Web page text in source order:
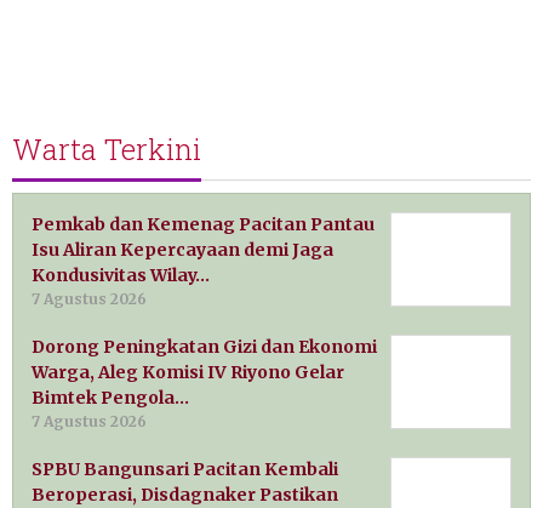
Warta Terkini
Pemkab dan Kemenag Pacitan Pantau
Isu Aliran Kepercayaan demi Jaga
Kondusivitas Wilay…
7 Agustus 2026
Dorong Peningkatan Gizi dan Ekonomi
Warga, Aleg Komisi IV Riyono Gelar
Bimtek Pengola…
7 Agustus 2026
SPBU Bangunsari Pacitan Kembali
Beroperasi, Disdagnaker Pastikan